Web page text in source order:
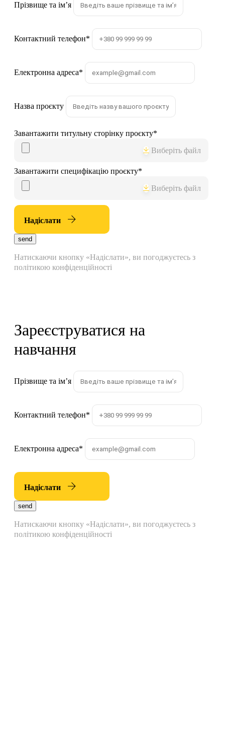
Прізвище та імʼя
Контактний телефон*
Електронна адреса*
Назва проєкту
Завантажити титульну сторінку проєкту*
Виберіть файл
Завантажити специфікацію проєкту*
Виберіть файл
Надіслати
send
Натискаючи кнопку «Надіслати», ви погоджуєтесь з
політикою конфіденційності
Зареєструватися на
навчання
Прізвище та імʼя
Контактний телефон*
Електронна адреса*
Надіслати
send
Натискаючи кнопку «Надіслати», ви погоджуєтесь з
політикою конфіденційності